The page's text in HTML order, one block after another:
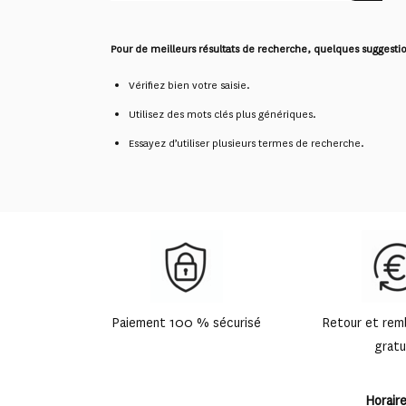
Pour de meilleurs résultats de recherche, quelques
Vérifiez bien votre saisie.
Utilisez des mots clés plus génériques.
Essayez d’utiliser plusieurs termes de recherche.
Paiement 100 % sécurisé
Retour et